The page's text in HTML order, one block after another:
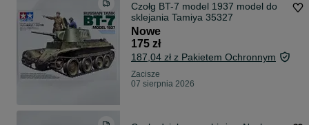
Czołg BT-7 model 1937 model do
sklejania Tamiya 35327
Nowe
175 zł
187,04 zł z Pakietem Ochronnym
Zacisze
07 sierpnia 2026